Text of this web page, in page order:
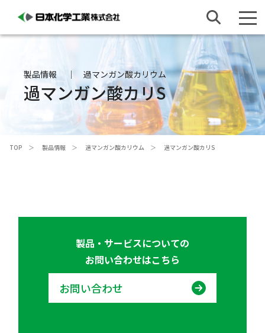
製品情報 過マンガン酸カリウム
過マンガン酸カリS
TOP 製品情報 過マンガン酸カリウム 過マンガン酸カリS
製品・サービスについての
お問い合わせはこちら
お問い合わせ